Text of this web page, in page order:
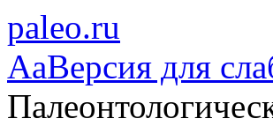
paleo.ru
AaВерсия для